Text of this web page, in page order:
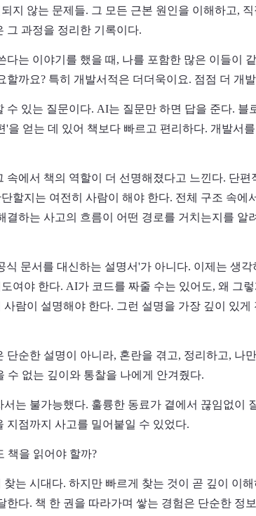
지 않는 문제들. 그 모든 근본 원인을 이해하고,
그 과정을 정리한 기록이다.
다는 이야기를 했을 때, 나를 포함한 많은 이들이
할까요? 특히 개발서적은 더더욱이요. 점점 더 개
수 있는 질문이다. AI는 질문만 하면 답을 준다. 블
'을 얻는 데 있어 책보다 빠르고 편리하다. 개발서
속에서 책의 역할이 더 선명해졌다고 느낀다. 단
할지는 여전히 사람이 해야 한다. 전체 구조 속에
결하는 사고의 흐름이 어떤 경로를 거치는지를 알
식 문서를 대신하는 설명서'가 아니다. 이제는 생
여야 한다. AI가 코드를 짜줄 수는 있어도, 왜 그
람이 설명해야 한다. 그런 설명을 가장 깊이 있
단순한 설명이 아니라, 혼란을 겪고, 정리하고, 나
수 없는 깊이와 통찰을 나에게 안겨줬다.
서는 불가능했다. 훌륭한 동료가 곁에서 끊임없이
지점까지 사고를 밀어붙일 수 있었다.
책을 읽어야 할까?
찾는 시대다. 하지만 빠르게 찾는 것이 곧 깊이 이
한다. 책 한 권을 따라가며 쌓는 경험은 단순한 정